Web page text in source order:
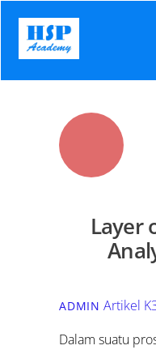
content
Layer
ADMIN Artikel
Dalam suatu